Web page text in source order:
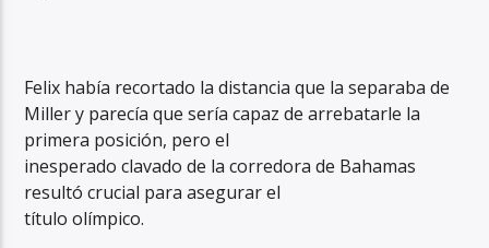
Felix había recortado la distancia que la separaba de
Miller y parecía que sería capaz de arrebatarle la
primera posición, pero el
inesperado clavado de la corredora de Bahamas
resultó crucial para asegurar el
título olímpico.